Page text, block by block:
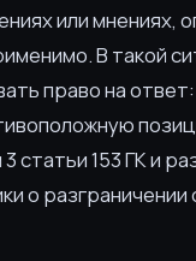
или мнениях,
В такой
право на
статьи 153 ГК и
о разграничении